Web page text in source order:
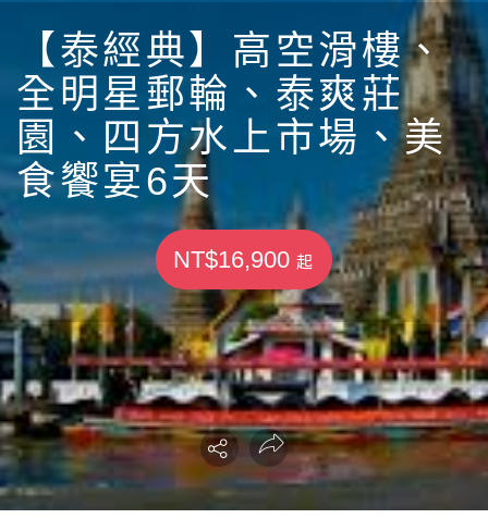
【泰經典】高空滑樓、
全明星郵輪、泰爽莊
園、四方水上市場、美
食饗宴6天
NT$16,900起